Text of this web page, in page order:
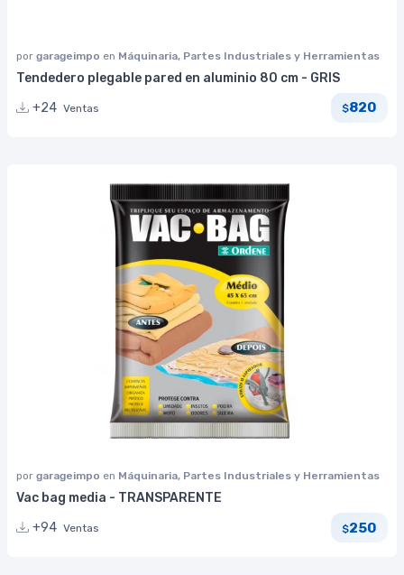
por garageimpo en Máquinaria, Partes Industriales y Herramientas
Tendedero plegable pared en aluminio 80 cm - GRIS
+24 Ventas $820
por garageimpo en Máquinaria, Partes Industriales y Herramientas
Vac bag media - TRANSPARENTE
+94 Ventas $250